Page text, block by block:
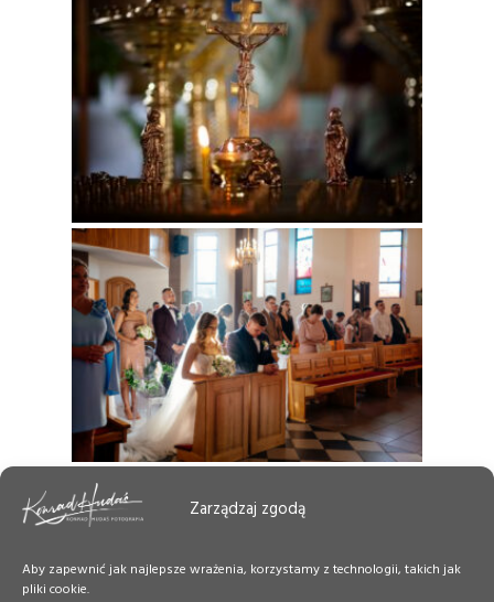
Zarządzaj zgodą
Aby zapewnić jak najlepsze wrażenia, korzystamy z technologii, takich jak
pliki cookie.